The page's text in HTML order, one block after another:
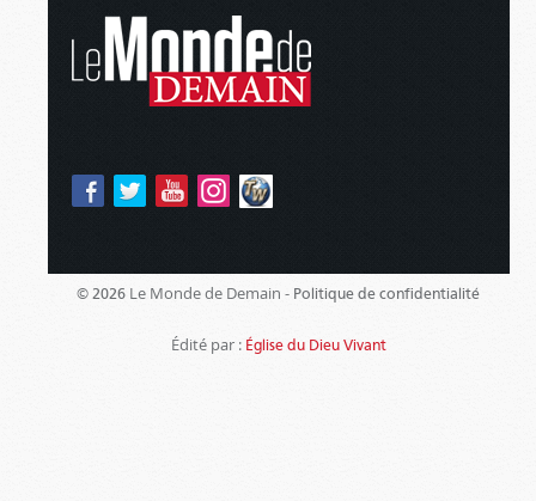
© 2026 Le Monde de Demain - Politique de confidentialité
Édité par : Église du Dieu Vivant